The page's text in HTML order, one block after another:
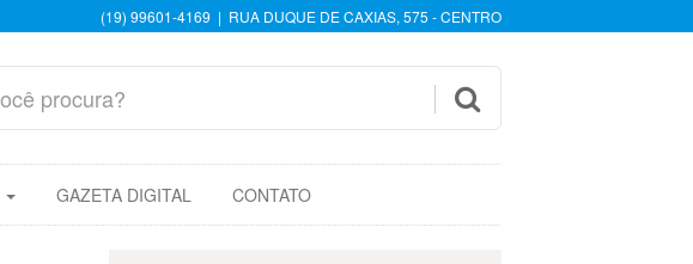
(19) 99601-4169 | RUA DUQUE DE CAXIAS, 575 - CENTRO

GAZETA DIGITAL CONTATO